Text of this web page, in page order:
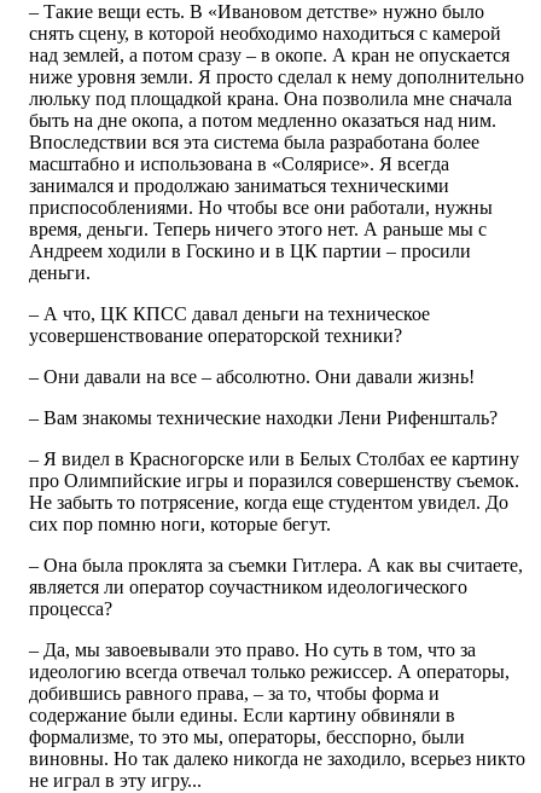
– Такие вещи есть. В «Ивановом детстве» нужно было
снять сцену, в которой необходимо находиться с камерой
над землей, а потом сразу – в окопе. А кран не опускается
ниже уровня земли. Я просто сделал к нему дополнительно
люльку под площадкой крана. Она позволила мне сначала
быть на дне окопа, а потом медленно оказаться над ним.
Впоследствии вся эта система была разработана более
масштабно и использована в «Солярисе». Я всегда
занимался и продолжаю заниматься техническими
приспособлениями. Но чтобы все они работали, нужны
время, деньги. Теперь ничего этого нет. А раньше мы с
Андреем ходили в Госкино и в ЦК партии – просили
деньги.
– А что, ЦК КПСС давал деньги на техническое
усовершенствование операторской техники?
– Они давали на все – абсолютно. Они давали жизнь!
– Вам знакомы технические находки Лени Рифеншталь?
– Я видел в Красногорске или в Белых Столбах ее картину
про Олимпийские игры и поразился совершенству съемок.
Не забыть то потрясение, когда еще студентом увидел. До
сих пор помню ноги, которые бегут.
– Она была проклята за съемки Гитлера. А как вы считаете,
является ли оператор соучастником идеологического
процесса?
– Да, мы завоевывали это право. Но суть в том, что за
идеологию всегда отвечал только режиссер. А операторы,
добившись равного права, – за то, чтобы форма и
содержание были едины. Если картину обвиняли в
формализме, то это мы, операторы, бесспорно, были
виновны. Но так далеко никогда не заходило, всерьез никто
не играл в эту игру...